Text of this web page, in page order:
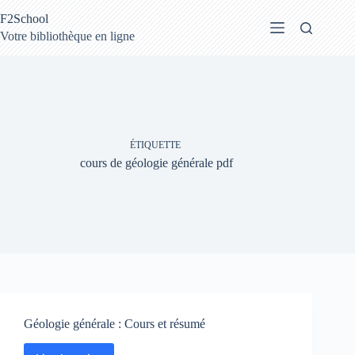
au
contenu
F2School
Votre bibliothèque en ligne
ÉTIQUETTE
cours de géologie générale pdf
Géologie générale : Cours et résumé